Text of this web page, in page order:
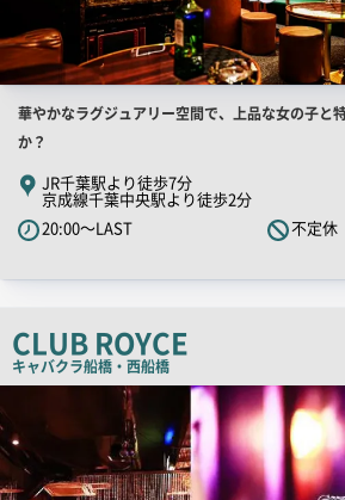
店
舗
PR
キ
ャ
チ
ピ
ー
華やかなラグジュアリー空間で、上品な女の子と
か？
JR千葉駅より徒歩7分
京成線千葉中央駅より徒歩2分
20:00～LAST
不定休
CLUB ROYCE
キャバクラ船橋・西船橋
舗
PR
画
像